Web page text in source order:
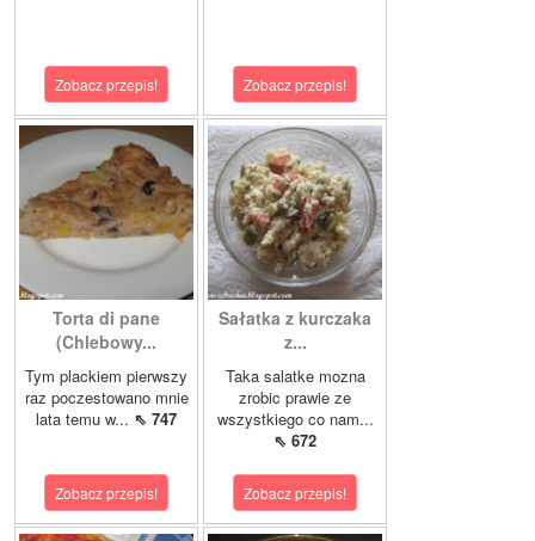
Zobacz przepis! Zobacz przepis!
Torta di pane
(Chlebowy...
Tym plackiem pierwszy
raz poczestowano mnie
lata temu w... ⇖ 747
Zobacz przepis!
Sałatka z kurczaka
z...
Taka salatke mozna
zrobic prawie ze
wszystkiego co nam...
⇖ 672
Zobacz przepis!